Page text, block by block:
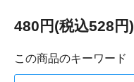
480円(税込528円)
この商品のキーワード